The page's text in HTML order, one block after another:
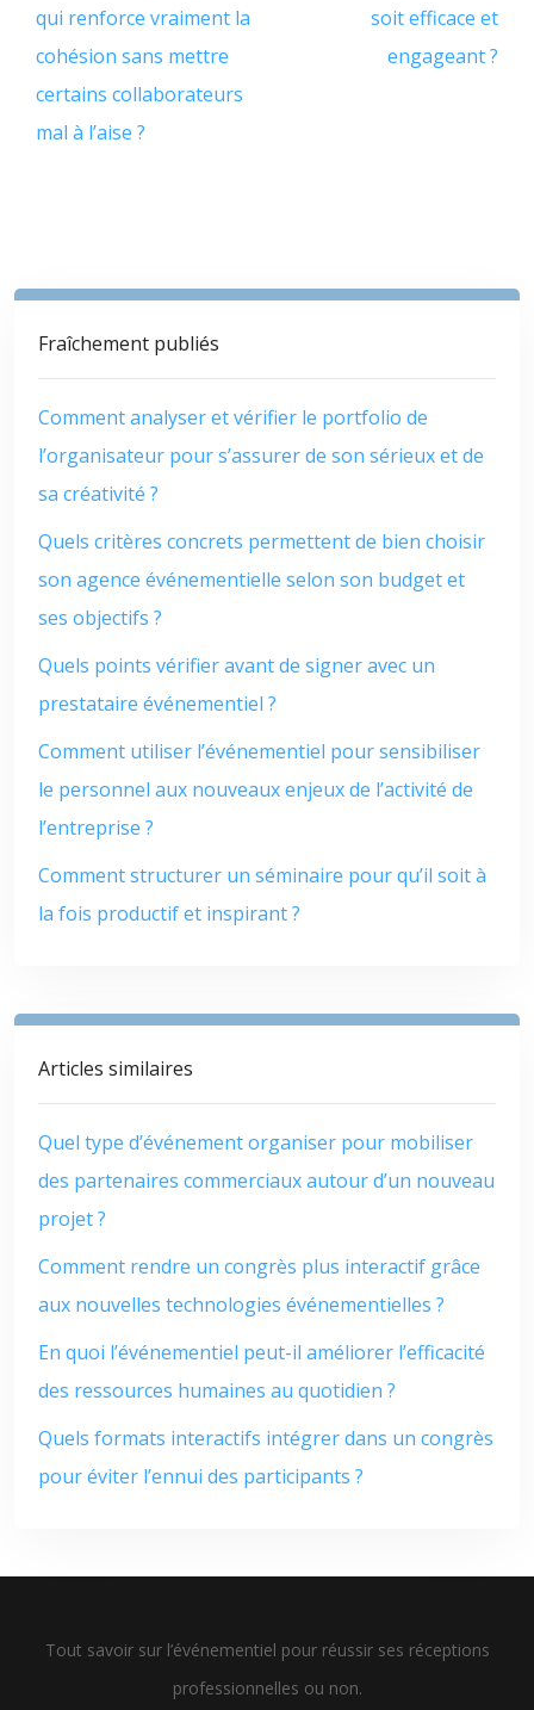
qui renforce vraiment la
cohésion sans mettre
certains collaborateurs
mal à l’aise ?
soit efficace et
engageant ?
Fraîchement publiés
Comment analyser et vérifier le portfolio de
l’organisateur pour s’assurer de son sérieux et de
sa créativité ?
Quels critères concrets permettent de bien choisir
son agence événementielle selon son budget et
ses objectifs ?
Quels points vérifier avant de signer avec un
prestataire événementiel ?
Comment utiliser l’événementiel pour sensibiliser
le personnel aux nouveaux enjeux de l’activité de
l’entreprise ?
Comment structurer un séminaire pour qu’il soit à
la fois productif et inspirant ?
Articles similaires
Quel type d’événement organiser pour mobiliser
des partenaires commerciaux autour d’un nouveau
projet ?
Comment rendre un congrès plus interactif grâce
aux nouvelles technologies événementielles ?
En quoi l’événementiel peut-il améliorer l’efficacité
des ressources humaines au quotidien ?
Quels formats interactifs intégrer dans un congrès
pour éviter l’ennui des participants ?
Tout savoir sur l’événementiel pour réussir ses réceptions
professionnelles ou non.